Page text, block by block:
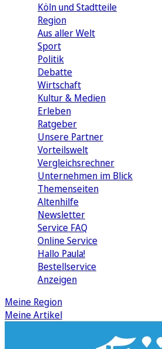
Köln und Stadtteile
Region
Aus aller Welt
Sport
Politik
Debatte
Wirtschaft
Kultur & Medien
Erleben
Ratgeber
Unsere Partner
Vorteilswelt
Vergleichsrechner
Unternehmen im Blick
Themenseiten
Altenhilfe
Newsletter
Service FAQ
Online Service
Hallo Paula!
Bestellservice
Anzeigen
Meine Region
Meine Artikel